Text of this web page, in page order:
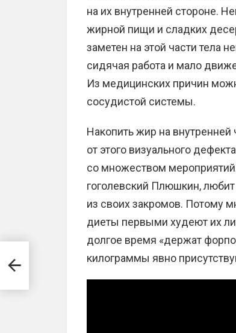
на их внутренней стороне.
жирной пищи и сладких
заметен на этой части тела
сидячая работа и мало
Из медицинских причин
сосудистой системы.
Накопить жир на внутренней
от этого визуального
со множеством
гоголевский Плюшкин, любит
из своих закромов. Потому
диеты первыми худеют их
долгое время «держат
килограммы явно